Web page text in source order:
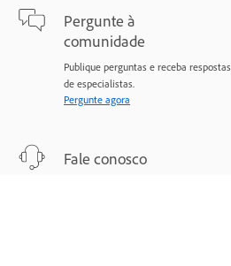
Pergunte à
comunidade
Publique perguntas e receba respostas
de especialistas.
Pergunte agora
Fale conosco